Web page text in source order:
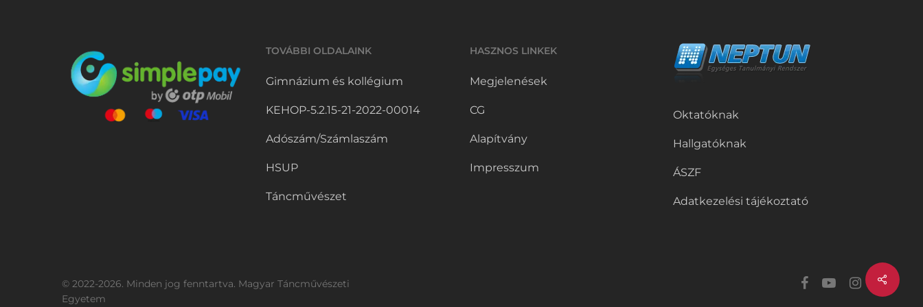
Share
TOVÁBBI OLDALAINK
Gimnázium és kollégium
KEHOP-5.2.15-21-2022-00014
Adószám/Számlaszám
HSUP
Táncművészet
HASZNOS LINKEK
Megjelenések
CG
Alapítvány
Impresszum
Oktatóknak
Hallgatóknak
ÁSZF
Adatkezelési tájékoztató
© 2022-2026. Minden jog fenntartva. Magyar Táncművészeti
Egyetem
facebookyoutubeinstagram